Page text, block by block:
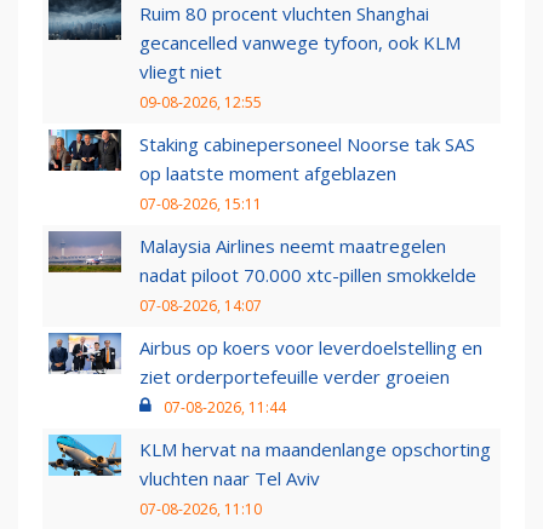
Ruim 80 procent vluchten Shanghai
gecancelled vanwege tyfoon, ook KLM
vliegt niet
09-08-2026, 12:55
Staking cabinepersoneel Noorse tak SAS
op laatste moment afgeblazen
07-08-2026, 15:11
Malaysia Airlines neemt maatregelen
nadat piloot 70.000 xtc-pillen smokkelde
07-08-2026, 14:07
Airbus op koers voor leverdoelstelling en
ziet orderportefeuille verder groeien
07-08-2026, 11:44
KLM hervat na maandenlange opschorting
vluchten naar Tel Aviv
07-08-2026, 11:10